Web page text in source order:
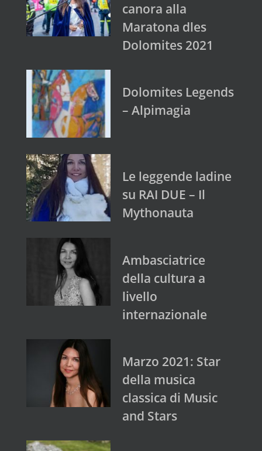
canora alla
Maratona dles
Dolomites 2021
Dolomites Legends
– Alpimagia
Le leggende ladine
su RAI DUE – Il
Mythonauta
Ambasciatrice
della cultura a
livello
internazionale
Marzo 2021: Star
della musica
classica di Music
and Stars